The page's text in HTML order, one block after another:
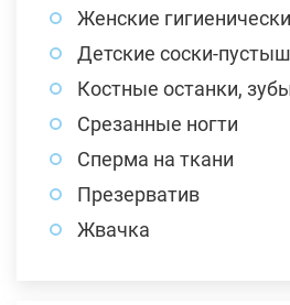
Женские
Детские соски-
Костные останки,
Срезанные ногти
Сперма на ткани
Презерватив
Жвачка